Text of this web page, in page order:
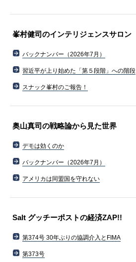
峯村健司のインテリジェンスサロン
バックナンバー（2026年7月）
習近平が上り始めた「第５段階」への階段
スナック峯村のご報告！
奥山真司の戦略論から見た世界
デモは効くのか
バックナンバー（2026年7月）
アメリカは同盟国を守れない
Salt グッチーポストの経済ZAP!!
第374号 30年ぶりの協調介入とFIMA
第373号